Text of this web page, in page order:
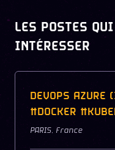
LES POSTES
INTÉRESSER
DEVOPS
#DOCKER
PARIS, France